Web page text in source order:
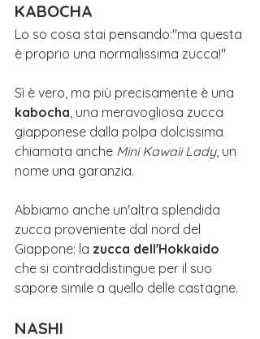
KABOCHA
Lo so cosa stai pensando:"ma questa
è proprio una normalissima zucca!"
Sì è vero, ma più precisamente è una
kabocha , una meravogliosa zucca
giapponese dalla polpa dolcissima
chiamata anche Mini Kawaii Lady, un
nome una garanzia.
Abbiamo anche un'altra splendida
zucca proveniente dal nord del
Giappone: la zucca dell'Hokkaido
che si contraddistingue per il suo
sapore simile a quello delle castagne.
NASHI